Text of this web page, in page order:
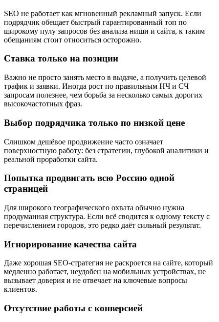
SEO не работает как мгновенный рекламный запуск. Если
подрядчик обещает быстрый гарантированный топ по
широкому пулу запросов без анализа ниши и сайта, к таким
обещаниям стоит относиться осторожно.
Ставка только на позиции
Важно не просто занять место в выдаче, а получить целевой
трафик и заявки. Иногда рост по правильным НЧ и СЧ
запросам полезнее, чем борьба за несколько самых дорогих
высокочастотных фраз.
Выбор подрядчика только по низкой цене
Слишком дешёвое продвижение часто означает
поверхностную работу: без стратегии, глубокой аналитики и
реальной проработки сайта.
Попытка продвигать всю Россию одной
страницей
Для широкого географического охвата обычно нужна
продуманная структура. Если всё сводится к одному тексту с
перечислением городов, это редко даёт сильный результат.
Игнорирование качества сайта
Даже хорошая SEO-стратегия не раскроется на сайте, который
медленно работает, неудобен на мобильных устройствах, не
вызывает доверия и не отвечает на ключевые вопросы
клиентов.
Отсутствие работы с конверсией